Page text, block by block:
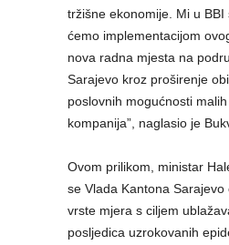
tržišne ekonomije. Mi u BBI
ćemo implementacijom
nova radna mjesta na
Sarajevo kroz proširenje
poslovnih mogućnosti
kompanija”, naglasio je
Ovom prilikom, ministar
se Vlada Kantona
vrste mjera s ciljem
posljedica uzrokovanih